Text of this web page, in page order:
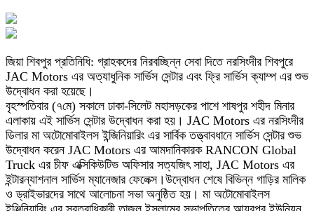
জিয়া শিবপুর প্রতিনিধি: গ্রাহকদের নিরবচ্ছিন্ন সেবা দিতে নরসিংদীর শিবপুরে
JAC Motors এর অত্যাধুনিক সার্ভিস সেন্টার এবং ফ্রি সার্ভিস ক্যাম্প এর শুভ
উদ্বোধন করা হয়েছে।
বৃহস্পতিবার (৭মে) সকালে ঢাকা-সিলেট মহাসড়কের পাশে শাষপুর শহীদ মিনার
এলাকায় এই সার্ভিস সেন্টার উদ্বোধন করা হয়। JAC Motors এর নরসিংদীর
ডিলার মা অটোমোবাইলস ইন্জিনিয়ারিং এর সার্বিক তত্ত্বাবধানে সার্ভিস সেন্টার শুভ
উদ্বোধন করেন JAC Motors এর আমদানিকারক RANCON Global
Truck এর চীফ এক্সিকিউটিভ অফিসার সত্যজিৎ সাহা, JAC Motors এর
ইন্টারন্যাশনাল সার্ভিস ম্যানেজার ফেলেক্স।উদ্বোধন শেষে বিভিন্ন গাড়ির মালিক
ও ড্রাইভারদের সাথে আলোচনা সভা অনুষ্ঠিত হয়। মা অটোমোবাইলস